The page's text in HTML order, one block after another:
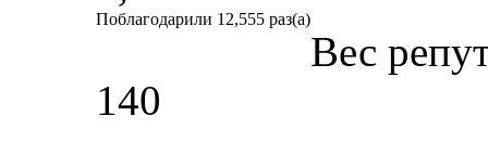
Поблагодарили 12,555 раз(а)
Вес
140